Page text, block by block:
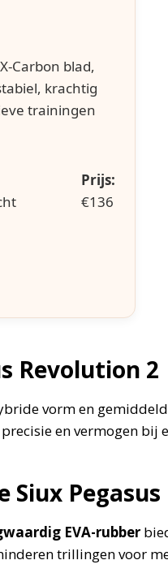
Carbon blad,
krachtig
trainingen
Prijs:
€136
Revolution 2
vorm en
en vermogen bij
EVA-rubber
trillingen voor